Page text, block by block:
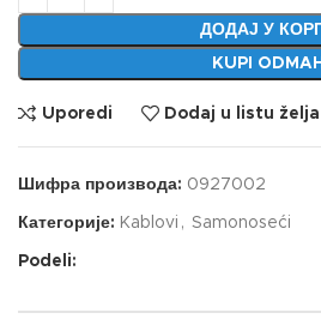
ДОДАЈ У
KUPI ODMAH
Uporedi Dodaj u listu želja
Шифра производа: 0927002
Категорије: Kablovi , Samonoseći
Podeli: